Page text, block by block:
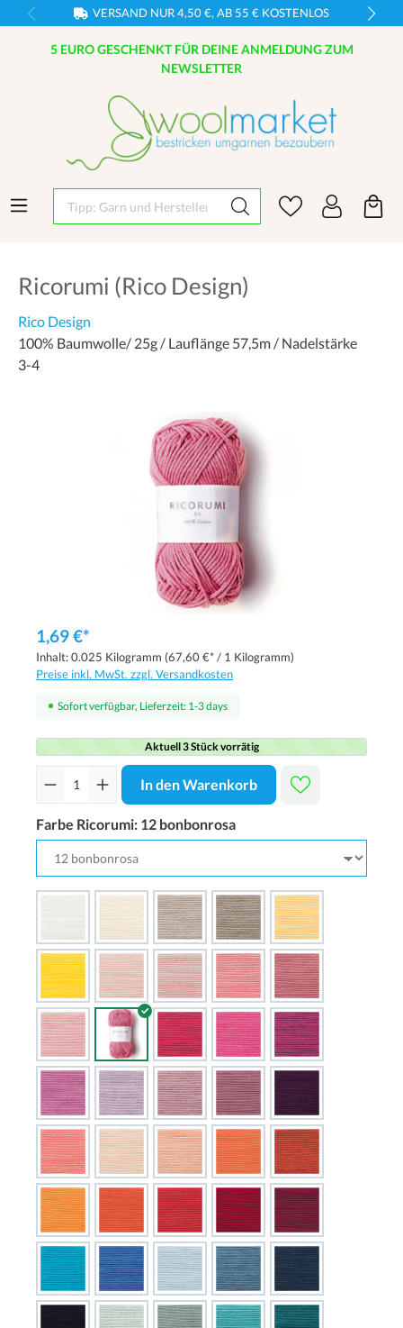
VERSAND NUR 4,50 €, AB 55 € KOSTENLOS
5 EURO GESCHENKT FÜR DEINE ANMELDUNG ZUM
NEWSLETTER
Tipp: Garn und Hersteller eingeben
Ricorumi (Rico Design)
Rico Design
100% Baumwolle/ 25g / Lauflänge 57,5m / Nadelstärke
3-4
1,69 €*
Inhalt:0.025 Kilogramm (67,60 €* / 1 Kilogramm)
Preise inkl. MwSt. zzgl. Versandkosten
Sofort verfügbar, Lieferzeit: 1-3 days
Aktuell 3 Stück vorrätig
In den Warenkorb
Farbe Ricorumi: 12 bonbonrosa